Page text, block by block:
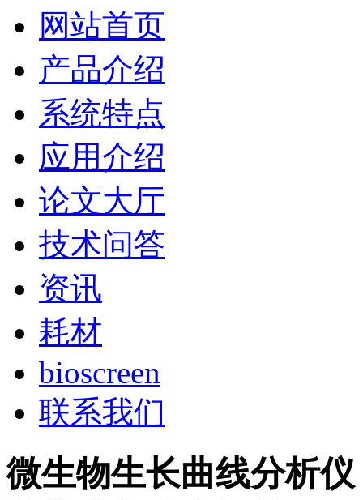
网站首页
产品介绍
系统特点
应用介绍
论文大厅
技术问答
资讯
耗材
bioscreen
联系我们
微生物生长曲线分析